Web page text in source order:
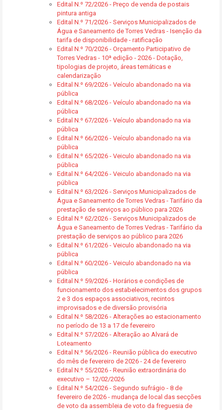
Edital N.º 72/2026 - Preço de venda de postais
pintura antiga
Edital N.º 71/2026 - Serviços Municipalizados de
Água e Saneamento de Torres Vedras - Isenção da
tarifa de disponibilidade - ratificação
Edital N.º 70/2026 - Orçamento Participativo de
Torres Vedras - 10ª edição - 2026 - Dotação,
tipologias de projeto, áreas temáticas e
calendarização
Edital N.º 69/2026 - Veículo abandonado na via
pública
Edital N.º 68/2026 - Veículo abandonado na via
pública
Edital N.º 67/2026 - Veículo abandonado na via
pública
Edital N.º 66/2026 - Veículo abandonado na via
pública
Edital N.º 65/2026 - Veiculo abandonado na via
pública
Edital N.º 64/2026 - Veiculo abandonado na via
pública
Edital N.º 63/2026 - Serviços Municipalizados de
Água e Saneamento de Torres Vedras - Tarifário da
prestação de serviços ao público para 2026
Edital N.º 62/2026 - Serviços Municipalizados de
Água e Saneamento de Torres Vedras - Tarifário da
prestação de serviços ao público para 2026
Edital N.º 61/2026 - Veiculo abandonado na via
pública
Edital N.º 60/2026 - Veiculo abandonado na via
pública
Edital N.º 59/2026 - Horários e condições de
funcionamento dos estabelecimentos dos grupos
2 e 3 dos espaços associativos, recintos
improvisados e de diversão provisória
Edital N.º 58/2026 - Alterações ao estacionamento
no período de 13 a 17 de fevereiro
Edital N.º 57/2026 - Alteração ao Alvará de
Loteamento
Edital N.º 56/2026 - Reunião pública do executivo
do mês de fevereiro de 2026 - 24 de fevereiro
Edital N.º 55/2026 - Reunião extraordinária do
executivo – 12/02/2026
Edital N.º 54/2026 - Segundo sufrágio - 8 de
fevereiro de 2026 - mudança de local das secções
de voto da assembleia de voto da freguesia de